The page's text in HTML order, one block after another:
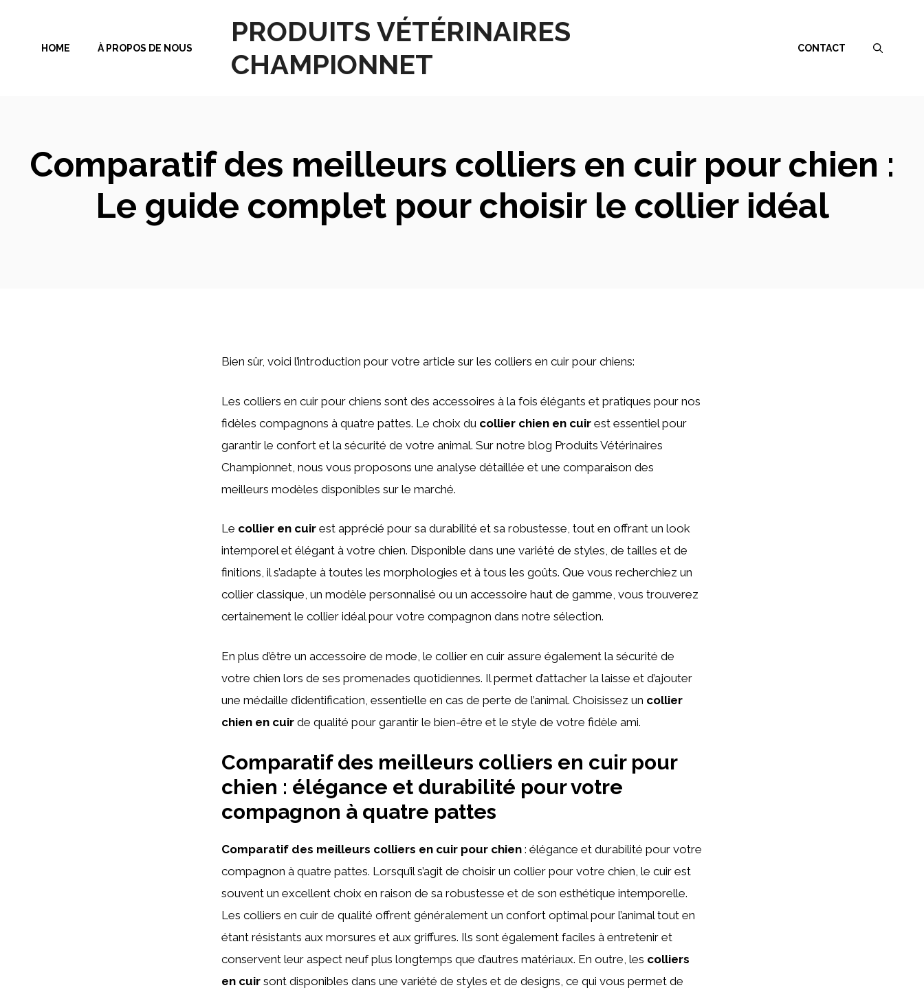
contenu
PRODUITS VÉTÉRINAIRES
CHAMPIONNET
HOME À PROPOS DE NOUS CONTACT
Comparatif des meilleurs colliers en cuir pour chien :
Le guide complet pour choisir le collier idéal
Bien sûr, voici l’introduction pour votre article sur les colliers en cuir pour chiens:
Les colliers en cuir pour chiens sont des accessoires à la fois élégants et pratiques pour nos
fidèles compagnons à quatre pattes. Le choix du collier chien en cuir est essentiel pour
garantir le confort et la sécurité de votre animal. Sur notre blog Produits Vétérinaires
Championnet, nous vous proposons une analyse détaillée et une comparaison des
meilleurs modèles disponibles sur le marché.
Le collier en cuir est apprécié pour sa durabilité et sa robustesse, tout en offrant un look
intemporel et élégant à votre chien. Disponible dans une variété de styles, de tailles et de
finitions, il s’adapte à toutes les morphologies et à tous les goûts. Que vous recherchiez un
collier classique, un modèle personnalisé ou un accessoire haut de gamme, vous trouverez
certainement le collier idéal pour votre compagnon dans notre sélection.
En plus d’être un accessoire de mode, le collier en cuir assure également la sécurité de
votre chien lors de ses promenades quotidiennes. Il permet d’attacher la laisse et d’ajouter
une médaille d’identification, essentielle en cas de perte de l’animal. Choisissez un collier
chien en cuir de qualité pour garantir le bien-être et le style de votre fidèle ami.
Comparatif des meilleurs colliers en cuir pour
chien : élégance et durabilité pour votre
compagnon à quatre pattes
Comparatif des meilleurs colliers en cuir pour chien : élégance et durabilité pour votre
compagnon à quatre pattes. Lorsqu’il s’agit de choisir un collier pour votre chien, le cuir est
souvent un excellent choix en raison de sa robustesse et de son esthétique intemporelle.
Les colliers en cuir de qualité offrent généralement un confort optimal pour l’animal tout en
étant résistants aux morsures et aux griffures. Ils sont également faciles à entretenir et
conservent leur aspect neuf plus longtemps que d’autres matériaux. En outre, les colliers
en cuir sont disponibles dans une variété de styles et de designs, ce qui vous permet de